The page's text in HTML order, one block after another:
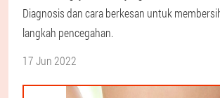
Diagnosis dan cara berkesan untuk
langkah pencegahan.
17 Jun 2022